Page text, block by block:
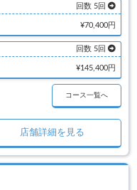
回数 5回
¥70,400円
回数 5回
¥145,400円
コース一覧へ
店舗詳細を見る